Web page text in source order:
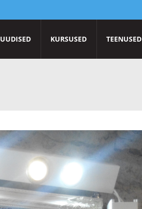
UUDISED KURSUSED TEENUSED